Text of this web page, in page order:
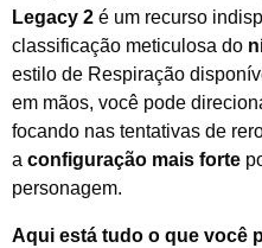
Legacy 2 é um recurso
classificação meticulosa do
estilo de Respiração
em mãos, você pode
focando nas tentativas de
a configuração mais forte
personagem.
Aqui está tudo o que você